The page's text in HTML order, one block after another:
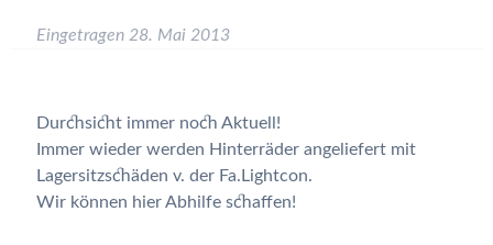
Eingetragen 28. Mai 2013
Durchsicht immer noch Aktuell!
Immer wieder werden Hinterräder angeliefert mit
Lagersitzschäden v. der Fa.Lightcon.
Wir können hier Abhilfe schaffen!